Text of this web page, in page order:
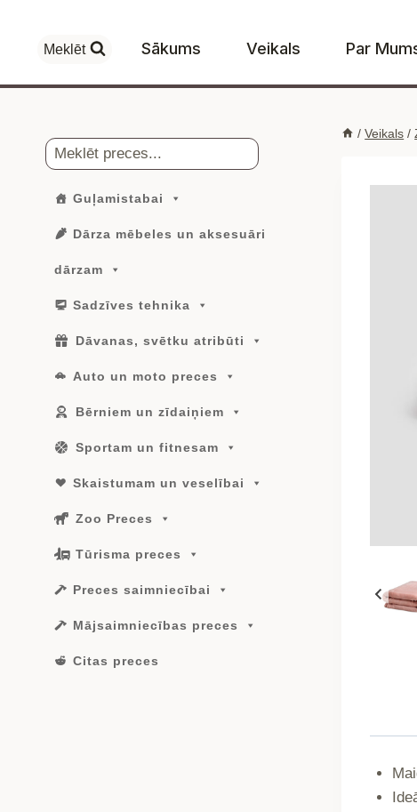
content
Meklēt Sākums Veikals Par
/ Veikals /
Meklēt
Guļamistabai
Dārza mēbeles un aksesuāri
dārzam
Sadzīves tehnika
Dāvanas, svētku atribūti
Auto un moto preces
Bērniem un zīdaiņiem
Sportam un fitnesam
Skaistumam un veselībai
Zoo Preces
Tūrisma preces
Preces saimniecībai
Mājsaimniecības preces
Citas preces